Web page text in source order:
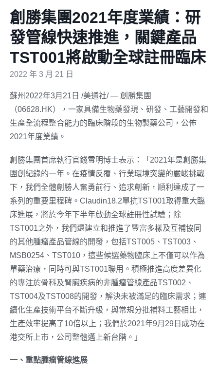
創勝集團2021年度業績：研
發管線快速推進，關鍵產品
TST001將啟動全球註冊臨床
2022 年 3 月 21 日
蘇州2022年3月21日 /美通社/ — 創勝集團
（06628.HK），一家具備生物藥發現、研發、工藝開發和
生產全流程整合能力的臨床階段的生物製藥公司，公佈
2021年度業績。
創勝集團首席執行官錢雪明博士表示：「2021年是創勝集
團創紀錄的一年。在疫情反覆、行業環境突變的嚴峻挑戰
下，我們全體創勝人奮勇前行、追求創新，順利達成了一
系列的重要里程碑。Claudin18.2單抗TST001取得重大臨
床進展，將於今年下半年啟動全球註冊性試驗；除
TST001之外，我們還建立和推進了豐富多樣及互補協同
的其他腫瘤產品管線的開發，包括TST005、TST003、
MSB0254、TST010，這些候選藥物臨床上不僅可以作為
單藥治療，同時可與TST001聯用。積極推進高度差異化
的專注於骨科及腎臟疾病的非腫瘤管線產品TST002、
TST004及TST008的開發，解決未被滿足的臨床需求；連
續化生產技術平台不斷升級，與常規分批補料工藝相比，
生產效率提高了10倍以上；我們於2021年9月29日成功在
港交所上市，公司整體邁上新台階。」
一、重點腫瘤管線進展